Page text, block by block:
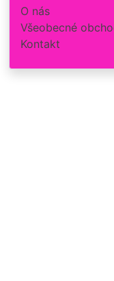
O nás
Všeobecné
Kontakt